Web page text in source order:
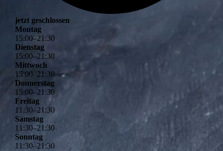
jetzt geschlossen
Montag
15:00–21 :30
Dienstag
15:00–21 :30
Mittwoch
15:00–21 :30
Donnerstag
15:00–21 :30
Freitag
11 :30–21 :30
Samstag
11 :30–21 :30
Sonntag
11 :30–21:30